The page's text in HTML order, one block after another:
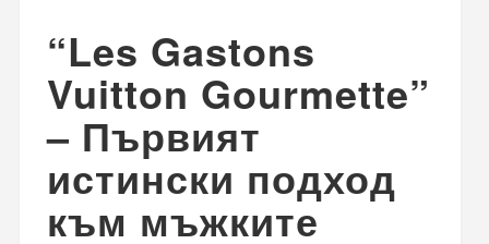
“Les Gastons
Vuitton Gourmette”
– Първият
истински подход
към мъжките